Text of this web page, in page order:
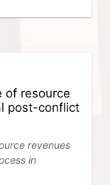
of resource
post-conflict
revenues
in